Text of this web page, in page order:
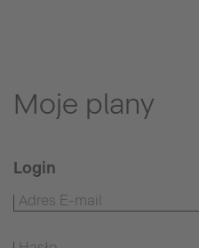
Moje plany
Login